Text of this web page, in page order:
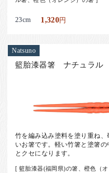
23cm 1,320円
Natsuno
籃胎漆器箸 ナチュラル
竹を編み込み塗料を塗り重ね
いお箸です。軽い竹箸と塗箸
とクセになります。
[ 籃胎漆器(福岡県)の箸、橙色（